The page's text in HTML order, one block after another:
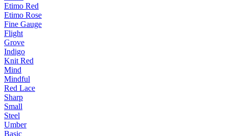
Etimo Red
Etimo Rose
Fine Gauge
Flight
Grove
Indigo
Knit Red
Mind
Mindful
Red Lace
Sharp
Small
Steel
Umber
Basic